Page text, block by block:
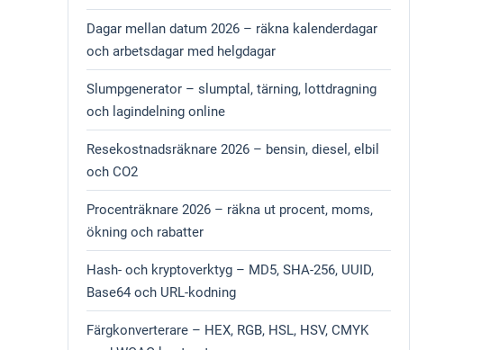
Dagar mellan datum 2026 – räkna kalenderdagar
och arbetsdagar med helgdagar
Slumpgenerator – slumptal, tärning, lottdragning
och lagindelning online
Resekostnadsräknare 2026 – bensin, diesel, elbil
och CO2
Procenträknare 2026 – räkna ut procent, moms,
ökning och rabatter
Hash- och kryptoverktyg – MD5, SHA-256, UUID,
Base64 och URL-kodning
Färgkonverterare – HEX, RGB, HSL, HSV, CMYK